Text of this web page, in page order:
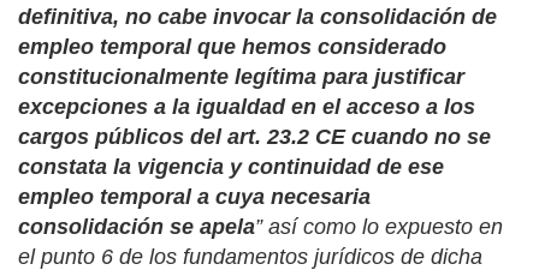
definitiva, no cabe invocar la consolidación de
empleo temporal que hemos considerado
constitucionalmente legítima para justificar
excepciones a la igualdad en el acceso a los
cargos públicos del art. 23.2 CE cuando no se
constata la vigencia y continuidad de ese
empleo temporal a cuya necesaria
consolidación se apela” así como lo expuesto en
el punto 6 de los fundamentos jurídicos de dicha